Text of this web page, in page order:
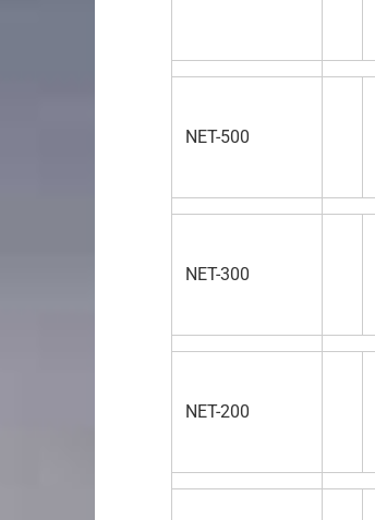
NET-500
NET-300
NET-200